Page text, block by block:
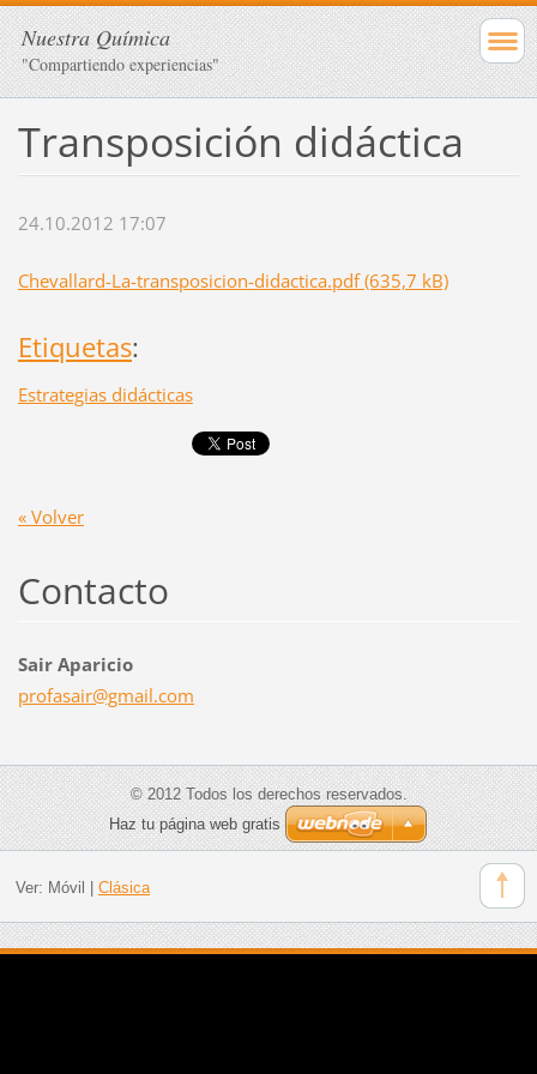
Nuestra Química
"Compartiendo experiencias"
Transposición didáctica
24.10.2012 17:07
Chevallard-La-transposicion-didactica.pdf (635,7 kB)
Etiquetas:
Estrategias didácticas
« Volver
Contacto
Sair Aparicio
profasair@gmail.com
© 2012 Todos los derechos reservados.
Haz tu página web gratis
Ver: Móvil Clásica